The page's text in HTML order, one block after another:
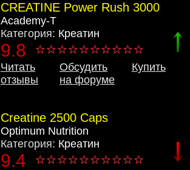
CREATINE Power Rush 3000
Academy-T
Категория: Креатин
9.8
Читать
отзывы
Обсудить
на форуме
Купить
Creatine 2500 Caps
Optimum Nutrition
Категория: Креатин
9.4